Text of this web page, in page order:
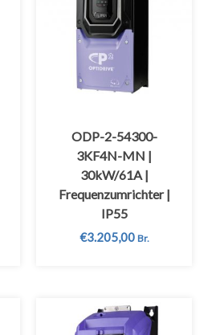
ODP-2-54300-
3KF4N-MN |
30kW/61A |
Frequenzumrichter |
IP55
€3.205,00 Br.